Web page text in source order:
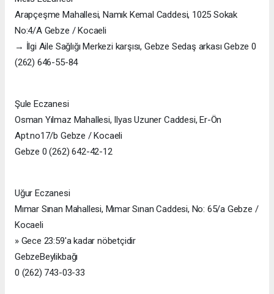
Arapçeşme Mahallesi, Namık Kemal Caddesi, 1025 Sokak
No:4/A Gebze / Kocaeli
→ İlgi Aile Sağlığı Merkezi karşısı, Gebze Sedaş arkası Gebze 0
(262) 646-55-84
Şule Eczanesi
Osman Yılmaz Mahallesi, Ilyas Uzuner Caddesi, Er-Ön
Apt.no17/b Gebze / Kocaeli
Gebze 0 (262) 642-42-12
Uğur Eczanesi
Mımar Sınan Mahallesi, Mımar Sınan Caddesi, No: 65/a Gebze /
Kocaeli
» Gece 23:59'a kadar nöbetçidir
GebzeBeylikbağı
0 (262) 743-03-33